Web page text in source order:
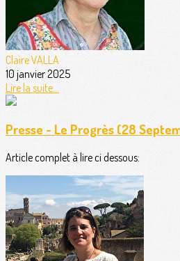
Claire VALLA
10 janvier 2025
Lire la suite...
Presse - Le Progrès (28
Article complet à lire ci dessous: